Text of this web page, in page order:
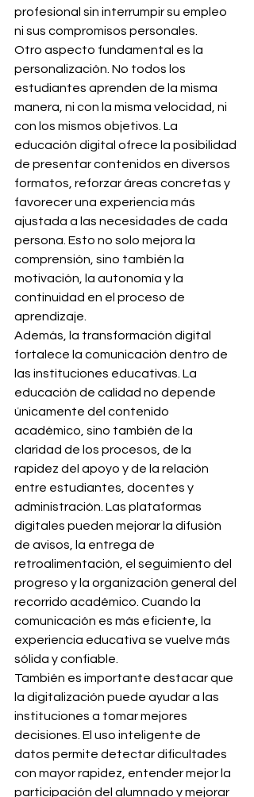
profesional sin interrumpir su empleo
ni sus compromisos personales.
Otro aspecto fundamental es la
personalización. No todos los
estudiantes aprenden de la misma
manera, ni con la misma velocidad, ni
con los mismos objetivos. La
educación digital ofrece la posibilidad
de presentar contenidos en diversos
formatos, reforzar áreas concretas y
favorecer una experiencia más
ajustada a las necesidades de cada
persona. Esto no solo mejora la
comprensión, sino también la
motivación, la autonomía y la
continuidad en el proceso de
aprendizaje.
Además, la transformación digital
fortalece la comunicación dentro de
las instituciones educativas. La
educación de calidad no depende
únicamente del contenido
académico, sino también de la
claridad de los procesos, de la
rapidez del apoyo y de la relación
entre estudiantes, docentes y
administración. Las plataformas
digitales pueden mejorar la difusión
de avisos, la entrega de
retroalimentación, el seguimiento del
progreso y la organización general del
recorrido académico. Cuando la
comunicación es más eficiente, la
experiencia educativa se vuelve más
sólida y confiable.
También es importante destacar que
la digitalización puede ayudar a las
instituciones a tomar mejores
decisiones. El uso inteligente de
datos permite detectar dificultades
con mayor rapidez, entender mejor la
participación del alumnado y mejorar